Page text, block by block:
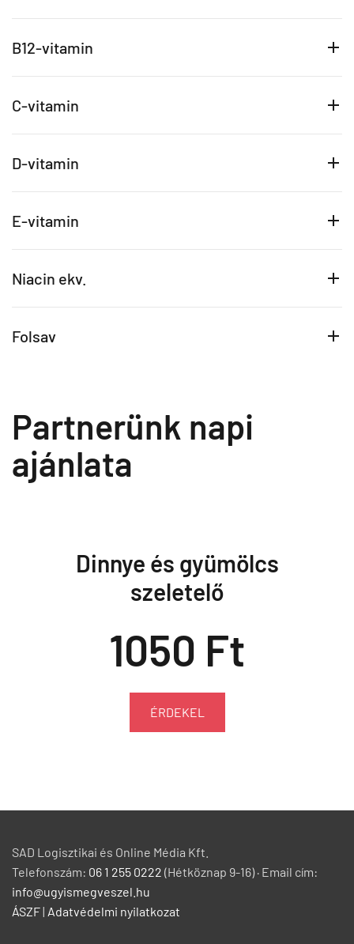
B12-vitamin
C-vitamin
D-vitamin
E-vitamin
Niacin ekv.
Folsav
Partnerünk napi
ajánlata
Dinnye és gyümölcs
szeletelő
1050 Ft
ÉRDEKEL
SAD Logisztikai és Online Média Kft.
Telefonszám: 06 1 255 0222 (Hétköznap 9-16) · Email cím:
info@ugyismegveszel.hu
ÁSZF | Adatvédelmi nyilatkozat